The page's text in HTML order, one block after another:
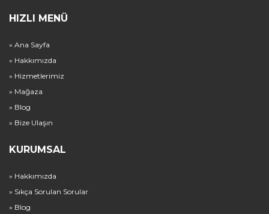
HIZLI MENÜ
» Ana Sayfa
» Hakkımızda
» Hizmetlerimiz
» Mağaza
» Blog
» Bize Ulaşın
KURUMSAL
» Hakkımızda
» Sıkça Sorulan Sorular
» Blog